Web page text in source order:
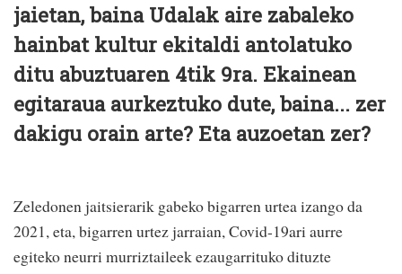
jaietan, baina Udalak aire zabaleko
hainbat kultur ekitaldi antolatuko
ditu abuztuaren 4tik 9ra. Ekainean
egitaraua aurkeztuko dute, baina... zer
dakigu orain arte? Eta auzoetan zer?
Zeledonen jaitsierarik gabeko bigarren urtea izango da
2021, eta, bigarren urtez jarraian, Covid-19ari aurre
egiteko neurri murriztaileek ezaugarrituko dituzte